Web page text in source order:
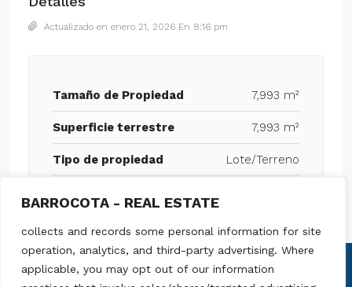
BARROCOTA - REAL ESTATE
collects and records some personal information for site
operation, analytics, and third-party advertising. Where
applicable, you may opt out of our information
Actualizado en enero 21, 2026 En 8:16 pm
Tamaño de Propiedad 7,993 m²
Superficie terrestre 7,993 m²
Tipo de propiedad Lote/Terreno